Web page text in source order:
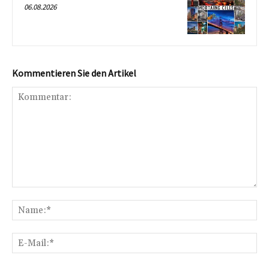
06.08.2026
Kommentieren Sie den Artikel